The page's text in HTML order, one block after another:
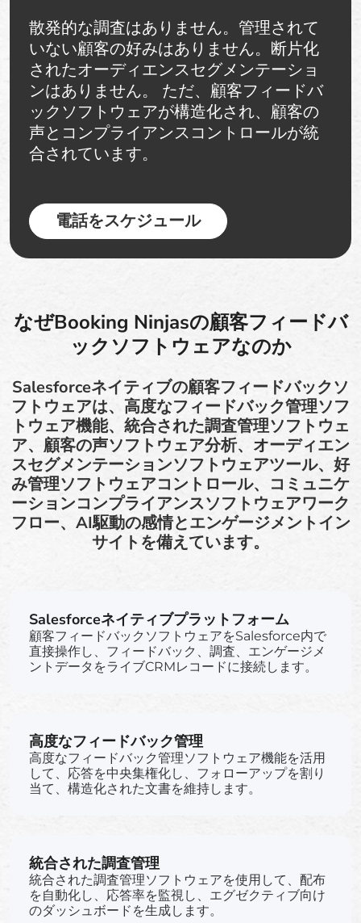
散発的な調査はありません。管理されて
いない顧客の好みはありません。断片化
されたオーディエンスセグメンテーショ
ンはありません。 ただ、顧客フィードバ
ックソフトウェアが構造化され、顧客の
声とコンプライアンスコントロールが統
合されています。
電話をスケジュール
なぜBooking Ninjasの顧客フィードバ
ックソフトウェアなのか
Salesforceネイティブの顧客フィードバックソ
フトウェアは、高度なフィードバック管理ソフ
トウェア機能、統合された調査管理ソフトウェ
ア、顧客の声ソフトウェア分析、オーディエン
スセグメンテーションソフトウェアツール、好
み管理ソフトウェアコントロール、コミュニケ
ーションコンプライアンスソフトウェアワーク
フロー、AI駆動の感情とエンゲージメントイン
サイトを備えています。
Salesforceネイティブプラットフォーム
顧客フィードバックソフトウェアをSalesforce内で
直接操作し、フィードバック、調査、エンゲージメ
ントデータをライブCRMレコードに接続します。
高度なフィードバック管理
高度なフィードバック管理ソフトウェア機能を活用
して、応答を中央集権化し、フォローアップを割り
当て、構造化された文書を維持します。
統合された調査管理
統合された調査管理ソフトウェアを使用して、配布
を自動化し、応答率を監視し、エグゼクティブ向け
のダッシュボードを生成します。